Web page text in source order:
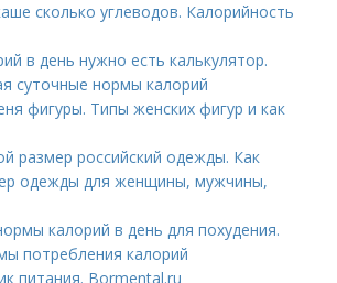
сколько углеводов. Калорийность
в день нужно есть калькулятор.
суточные нормы калорий
фигуры. Типы женских фигур и как
размер российский одежды. Как
одежды для женщины, мужчины,
калорий в день для похудения.
потребления калорий
питания. Bormental.ru